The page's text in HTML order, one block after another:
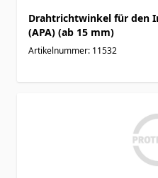
Drahtrichtwinkel für den
(APA) (ab 15 mm)
Artikelnummer: 11532